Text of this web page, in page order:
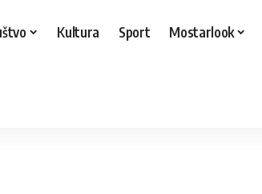
Kultura Sport Mostarlook